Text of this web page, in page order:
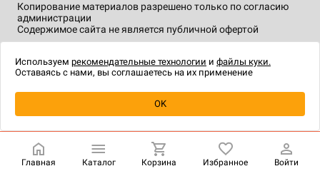
Уведомить о наличии
Копирование материалов разрешено только по согласию
администрации
Содержимое сайта не является публичной офертой
технологии.
Главная Каталог Корзина Избранное Войти
Используем рекомендательные технологии и файлы куки.
Оставаясь с нами, вы соглашаетесь на их применение
OK